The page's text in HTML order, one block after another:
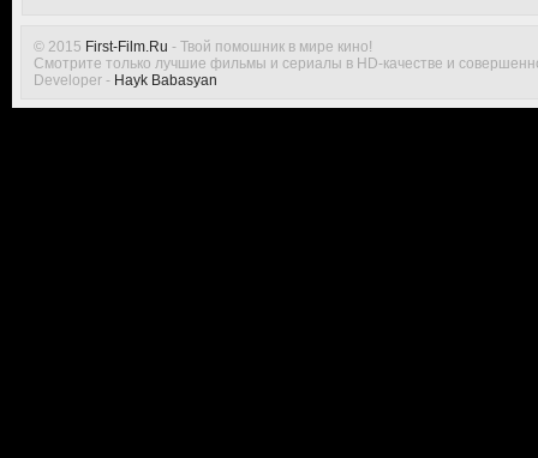
© 2015 First-Film.Ru - Твой помошник в мире кино!
Смотрите только лучшие фильмы и сериалы в HD-качестве и
Developer - Hayk Babasyan